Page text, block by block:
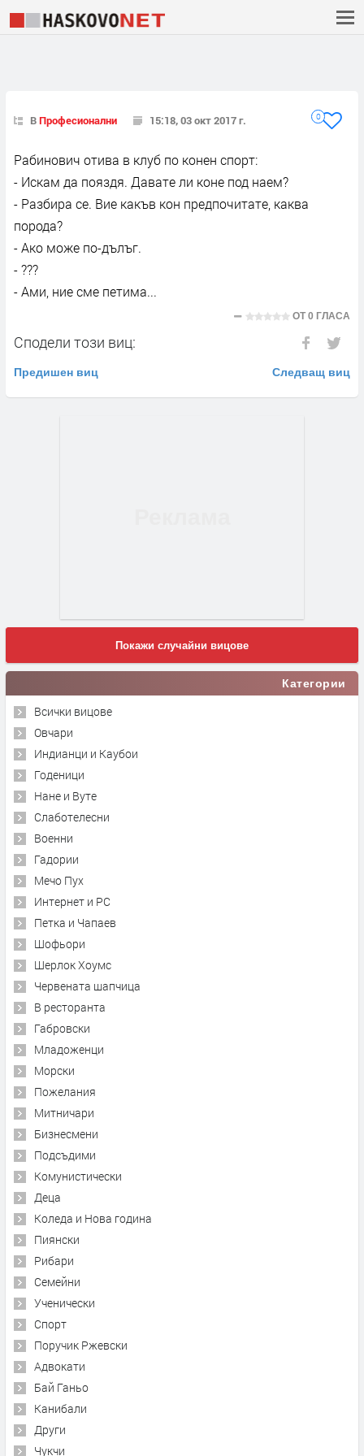
ВПрофесионални 15:18, 03 окт 2017 г. 0
Рабинович отива в клуб по конен спорт:
- Искам да пояздя. Давате ли коне под наем?
- Разбира се. Вие какъв кон предпочитате, каква
порода?
- Ако може по-дълъг.
- ???
- Ами, ние сме петима...
ОТ0 ГЛАСА
Сподели този виц:
Предишен виц Следващ виц
Покажи случайни вицове
Категории
Всички вицове
Овчари
Индианци и Каубои
Годеници
Нане и Вуте
Слаботелесни
Военни
Гадории
Мечо Пух
Интернет и PC
Петка и Чапаев
Шофьори
Шерлок Хоумс
Червената шапчица
В ресторанта
Габровски
Младоженци
Морски
Пожелания
Митничари
Бизнесмени
Подсъдими
Комунистически
Деца
Коледа и Нова година
Пиянски
Рибари
Семейни
Ученически
Спорт
Поручик Ржевски
Адвокати
Бай Ганьо
Канибали
Други
Чукчи